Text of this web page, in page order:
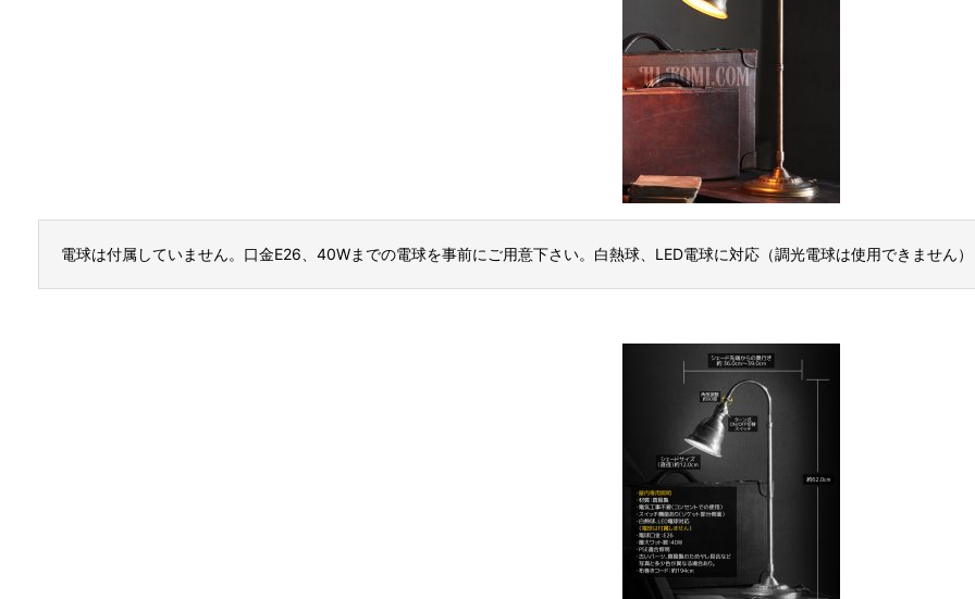
電球は付属していません。口金E26、40Wまでの電球を事前にご用意下さい。白熱球、LED電球に対応（調光電球は使用できません）